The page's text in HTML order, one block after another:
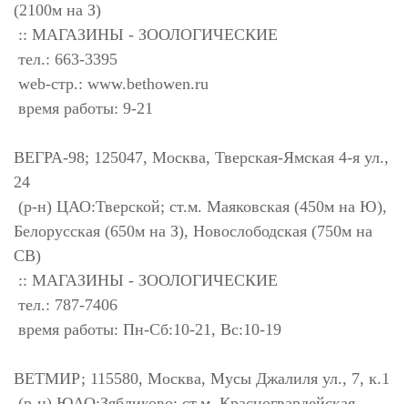
(2100м на З)
:: МАГАЗИНЫ - ЗООЛОГИЧЕСКИЕ
тел.: 663-3395
web-стр.: www.bethowen.ru
время работы: 9-21
ВЕГРА-98; 125047, Москва, Тверская-Ямская 4-я ул.,
24
(р-н) ЦАО:Тверской; ст.м. Маяковская (450м на Ю),
Белорусская (650м на З), Новослободская (750м на
СВ)
:: МАГАЗИНЫ - ЗООЛОГИЧЕСКИЕ
тел.: 787-7406
время работы: Пн-Сб:10-21, Вс:10-19
ВЕТМИР; 115580, Москва, Мусы Джалиля ул., 7, к.1